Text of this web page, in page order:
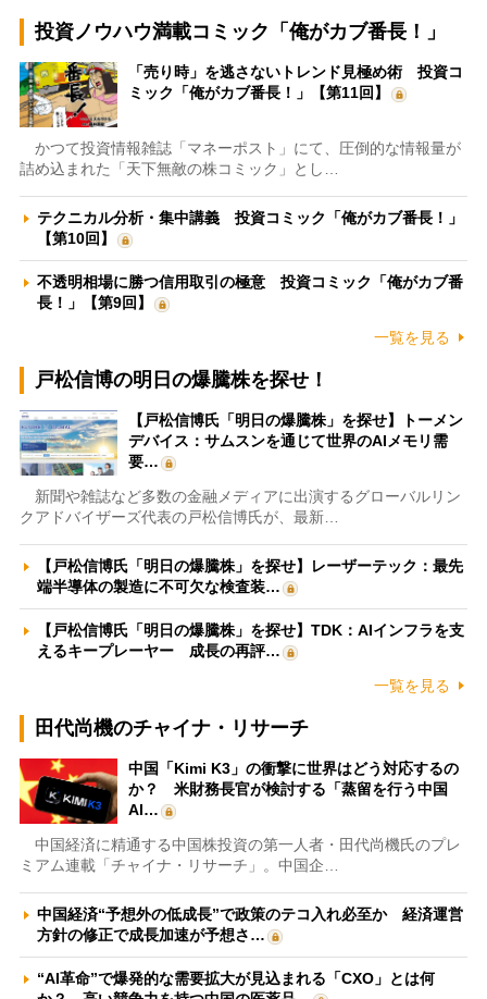
投資ノウハウ満載コミック「俺がカブ番長！」
「売り時」を逃さないトレンド見極め術 投資コ
ミック「俺がカブ番長！」【第11回】
かつて投資情報雑誌「マネーポスト」にて、圧倒的な情報量が
詰め込まれた「天下無敵の株コミック」とし…
テクニカル分析・集中講義 投資コミック「俺がカブ番長！」
【第10回】
不透明相場に勝つ信用取引の極意 投資コミック「俺がカブ番
長！」【第9回】
一覧を見る
戸松信博の明日の爆騰株を探せ！
【戸松信博氏「明日の爆騰株」を探せ】トーメン
デバイス：サムスンを通じて世界のAIメモリ需
要…
新聞や雑誌など多数の金融メディアに出演するグローバルリン
クアドバイザーズ代表の戸松信博氏が、最新…
【戸松信博氏「明日の爆騰株」を探せ】レーザーテック：最先
端半導体の製造に不可欠な検査装…
【戸松信博氏「明日の爆騰株」を探せ】TDK：AIインフラを支
えるキープレーヤー 成長の再評…
一覧を見る
田代尚機のチャイナ・リサーチ
中国「Kimi K3」の衝撃に世界はどう対応するの
か？ 米財務長官が検討する「蒸留を行う中国
AI…
中国経済に精通する中国株投資の第一人者・田代尚機氏のプレ
ミアム連載「チャイナ・リサーチ」。中国企…
中国経済“予想外の低成長”で政策のテコ入れ必至か 経済運営
方針の修正で成長加速が予想さ…
“AI革命”で爆発的な需要拡大が見込まれる「CXO」とは何